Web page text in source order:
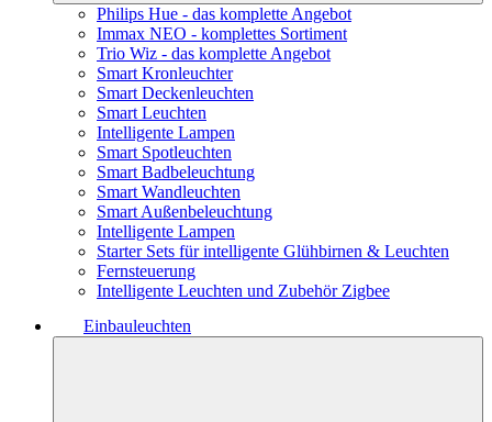
Philips Hue - das komplette Angebot
Immax NEO - komplettes Sortiment
Trio Wiz - das komplette Angebot
Smart Kronleuchter
Smart Deckenleuchten
Smart Leuchten
Intelligente Lampen
Smart Spotleuchten
Smart Badbeleuchtung
Smart Wandleuchten
Smart Außenbeleuchtung
Intelligente Lampen
Starter Sets für intelligente Glühbirnen & Leuchten
Fernsteuerung
Intelligente Leuchten und Zubehör Zigbee
Einbauleuchten